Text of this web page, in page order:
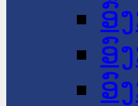
ອົ
ອົ
ອົ